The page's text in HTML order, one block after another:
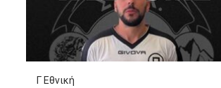
Γ Εθνική